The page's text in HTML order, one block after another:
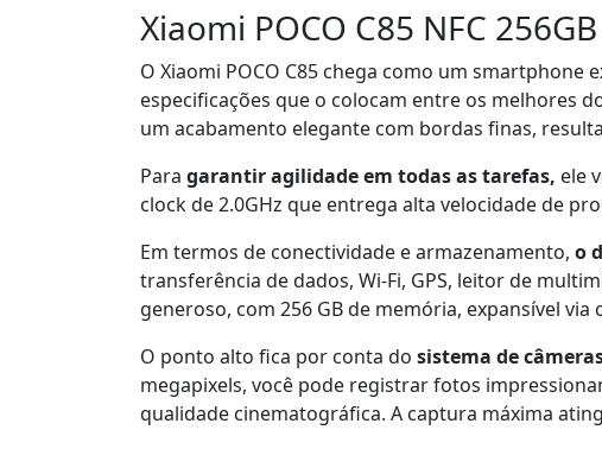
Xiaomi POCO C85 NFC
O Xiaomi POCO C85 chega como um smartphone
especificações que o colocam entre os melhores
um acabamento elegante com bordas finas,
Para garantir agilidade em todas as tarefas, ele
clock de 2.0GHz que entrega alta velocidade de
Em termos de conectividade e armazenamento, o
transferência de dados, Wi-Fi, GPS, leitor de
generoso, com 256 GB de memória, expansível
O ponto alto fica por conta do sistema de
megapixels, você pode registrar fotos
qualidade cinematográfica. A captura máxima